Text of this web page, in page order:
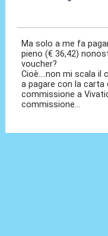
Ma solo a me fa
pieno (€ 36,42)
voucher?
Cioè....non mi scala il
a pagare con la
commissione a
commissione...